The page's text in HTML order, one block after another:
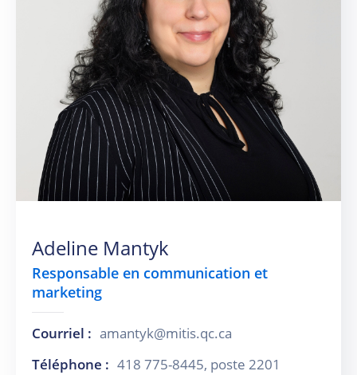
Adeline Mantyk
Responsable en communication et
marketing
Courriel : amantyk@mitis.qc.ca
Téléphone : 418 775-8445, poste 2201